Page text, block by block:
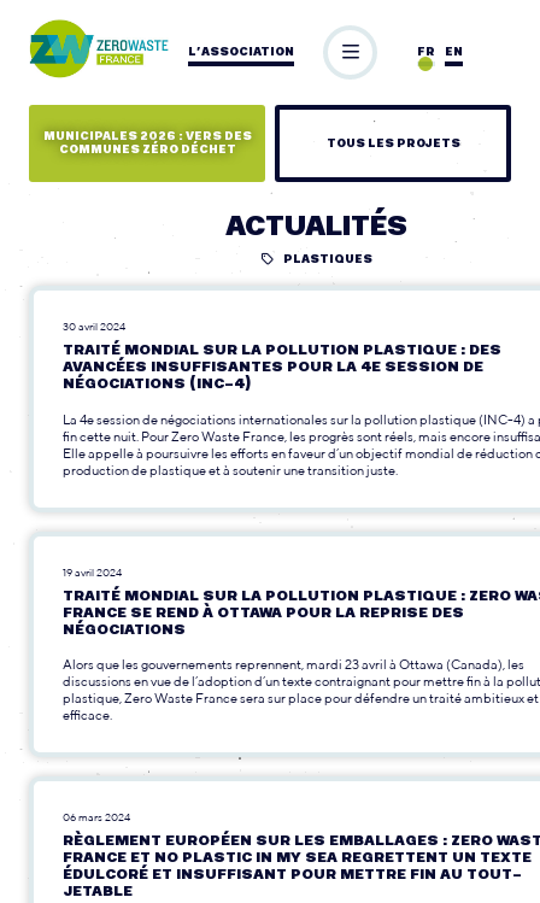
L’ASSOCIATION EN
FR
MUNICIPALES 2026 : VERS DES
COMMUNES ZÉRO DÉCHET
TOUS LES PROJETS
ACTUALITÉS
PLASTIQUES
30 avril 2024
TRAITÉ MONDIAL SUR LA POLLUTION PLASTIQUE : DES
AVANCÉES INSUFFISANTES POUR LA 4E SESSION DE
NÉGOCIATIONS (INC-4)
La 4e session de négociations internationales sur la pollution plastique (INC-4) a
fin cette nuit. Pour Zero Waste France, les progrès sont réels, mais encore
Elle appelle à poursuivre les efforts en faveur d’un objectif mondial de réduction
production de plastique et à soutenir une transition juste.
19 avril 2024
TRAITÉ MONDIAL SUR LA POLLUTION PLASTIQUE : ZERO
FRANCE SE REND À OTTAWA POUR LA REPRISE DES
NÉGOCIATIONS
Alors que les gouvernements reprennent, mardi 23 avril à Ottawa (Canada), les
discussions en vue de l’adoption d’un texte contraignant pour mettre fin à la
plastique, Zero Waste France sera sur place pour défendre un traité ambitieux et
efficace.
06 mars 2024
RÈGLEMENT EUROPÉEN SUR LES EMBALLAGES : ZERO
FRANCE ET NO PLASTIC IN MY SEA REGRETTENT UN TEXTE
ÉDULCORÉ ET INSUFFISANT POUR METTRE FIN AU TOUT-
JETABLE